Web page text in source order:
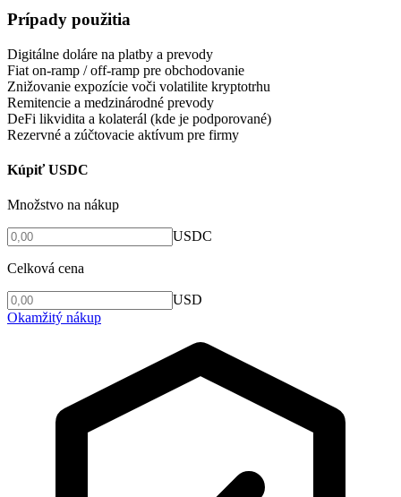
Prípady použitia
Digitálne doláre na platby a prevody
Fiat on-ramp / off-ramp pre obchodovanie
Znižovanie expozície voči volatilite kryptotrhu
Remitencie a medzinárodné prevody
DeFi likvidita a kolaterál (kde je podporované)
Rezervné a zúčtovacie aktívum pre firmy
Kúpiť USDC
Množstvo na nákup
USDC
Celková cena
USD
Okamžitý nákup